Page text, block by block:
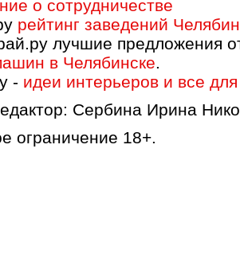
о сотрудничестве
рейтинг заведений
лучшие предложения
в Челябинске.
- идеи интерьеров и все
Сербина Ирина
ограничение 18+.